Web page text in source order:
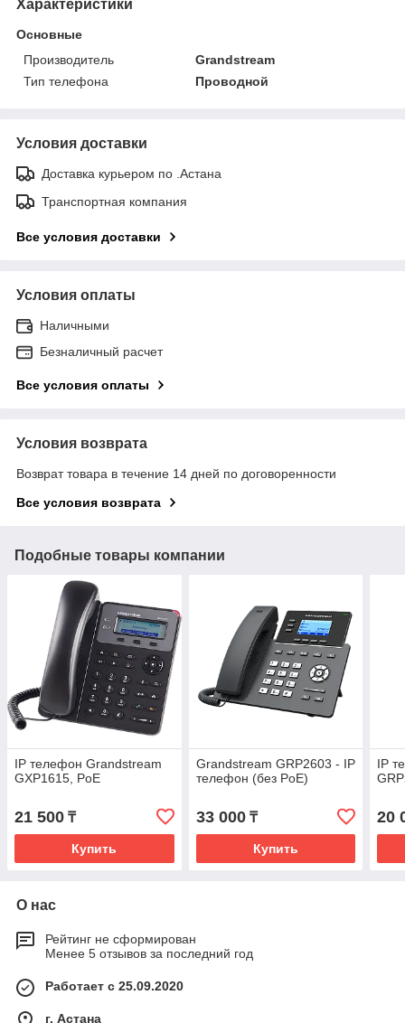
Характеристики
Основные
Производитель
Grandstream
Тип телефона
Проводной
Условия доставки
Доставка курьером по .Астана
Транспортная компания
Все условия доставки
Условия оплаты
Наличными
Безналичный расчет
Все условия оплаты
Условия возврата
Возврат товара в течение 14 дней по договоренности
Все условия возврата
Подобные товары компании
IP телефон Grandstream
GXP1615, PoE
21 500 ₸
Купить
Grandstream GRP2603 - IP
телефон (без PoE)
33 000₸
Купить
IP
20
О нас
Рейтинг не сформирован
Менее 5 отзывов за последний год
Работает с 25.09.2020
г. Астана